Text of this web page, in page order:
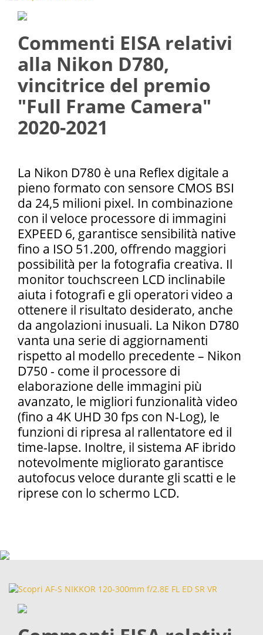
Commenti EISA relativi
alla Nikon D780,
vincitrice del premio
"Full Frame Camera"
2020-2021
La Nikon D780 è una Reflex digitale a
pieno formato con sensore CMOS BSI
da 24,5 milioni pixel. In combinazione
con il veloce processore di immagini
EXPEED 6, garantisce sensibilità native
fino a ISO 51.200, offrendo maggiori
possibilità per la fotografia creativa. Il
monitor touchscreen LCD inclinabile
aiuta i fotografi e gli operatori video a
ottenere il risultato desiderato, anche
da angolazioni inusuali. La Nikon D780
vanta una serie di aggiornamenti
rispetto al modello precedente – Nikon
D750 - come il processore di
elaborazione delle immagini più
avanzato, le migliori funzionalità video
(fino a 4K UHD 30 fps con N-Log), le
funzioni di ripresa al rallentatore ed il
time-lapse. Inoltre, il sistema AF ibrido
notevolmente migliorato garantisce
autofocus veloce durante gli scatti e le
riprese con lo schermo LCD.